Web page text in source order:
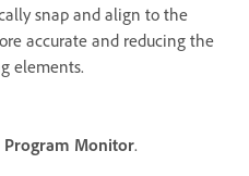
snap and align to the
accurate and reducing the
elements.
Program Monitor.